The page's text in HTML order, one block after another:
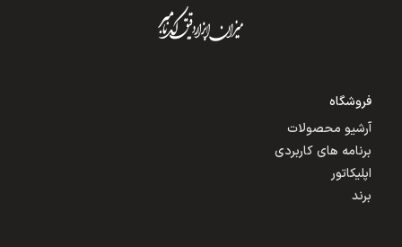
فروشگاه
آرشیو محصولات
برنامه های کاربردی
اپلیکاتور
برند